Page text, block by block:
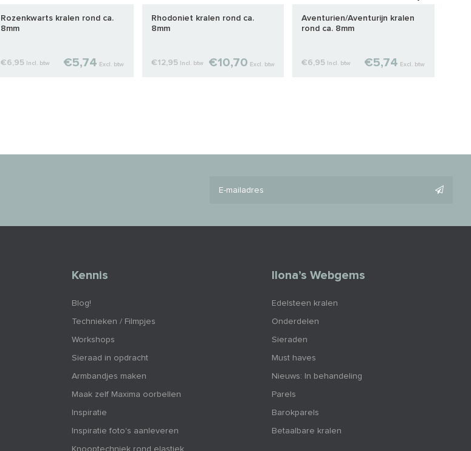
Rozenkwarts kralen rond ca.
8mm
€6,95 Incl. btw €5,74 Excl. btw
Rhodoniet kralen rond ca.
8mm
€12,95 Incl. btw €10,70 Excl. btw
Aventurien/Aventurijn kralen
rond ca. 8mm
€6,95 Incl. btw €5,74 Excl. btw
Kennis
Blog!
Technieken / Filmpjes
Workshops
Sieraad in opdracht
Armbandjes maken
Maak zelf Maxima oorbellen
Inspiratie
Inspiratie foto's aanleveren
Ilona’s Webgems
Edelsteen kralen
Onderdelen
Sieraden
Must haves
Nieuws: In behandeling
Parels
Barokparels
Betaalbare kralen